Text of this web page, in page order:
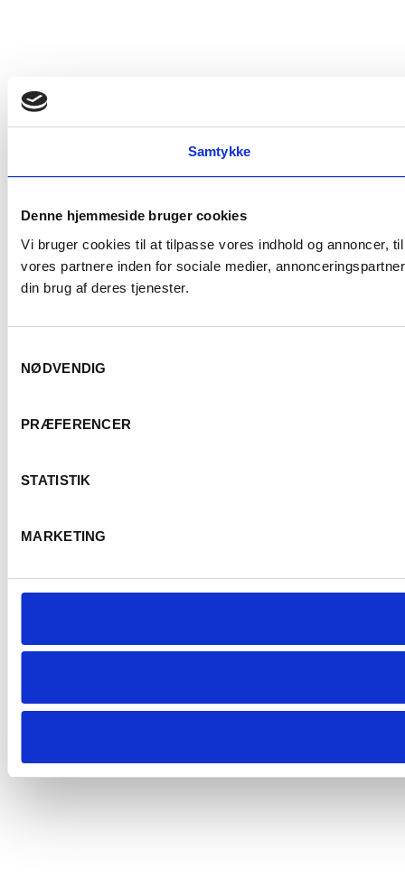
Samtykke
Denne hjemmeside bruger cookies
Vi bruger cookies til at tilpasse vores indhold og annoncer,
vores partnere inden for sociale medier,
din brug af deres tjenester.
NØDVENDIG
PRÆFERENCER
STATISTIK
MARKETING